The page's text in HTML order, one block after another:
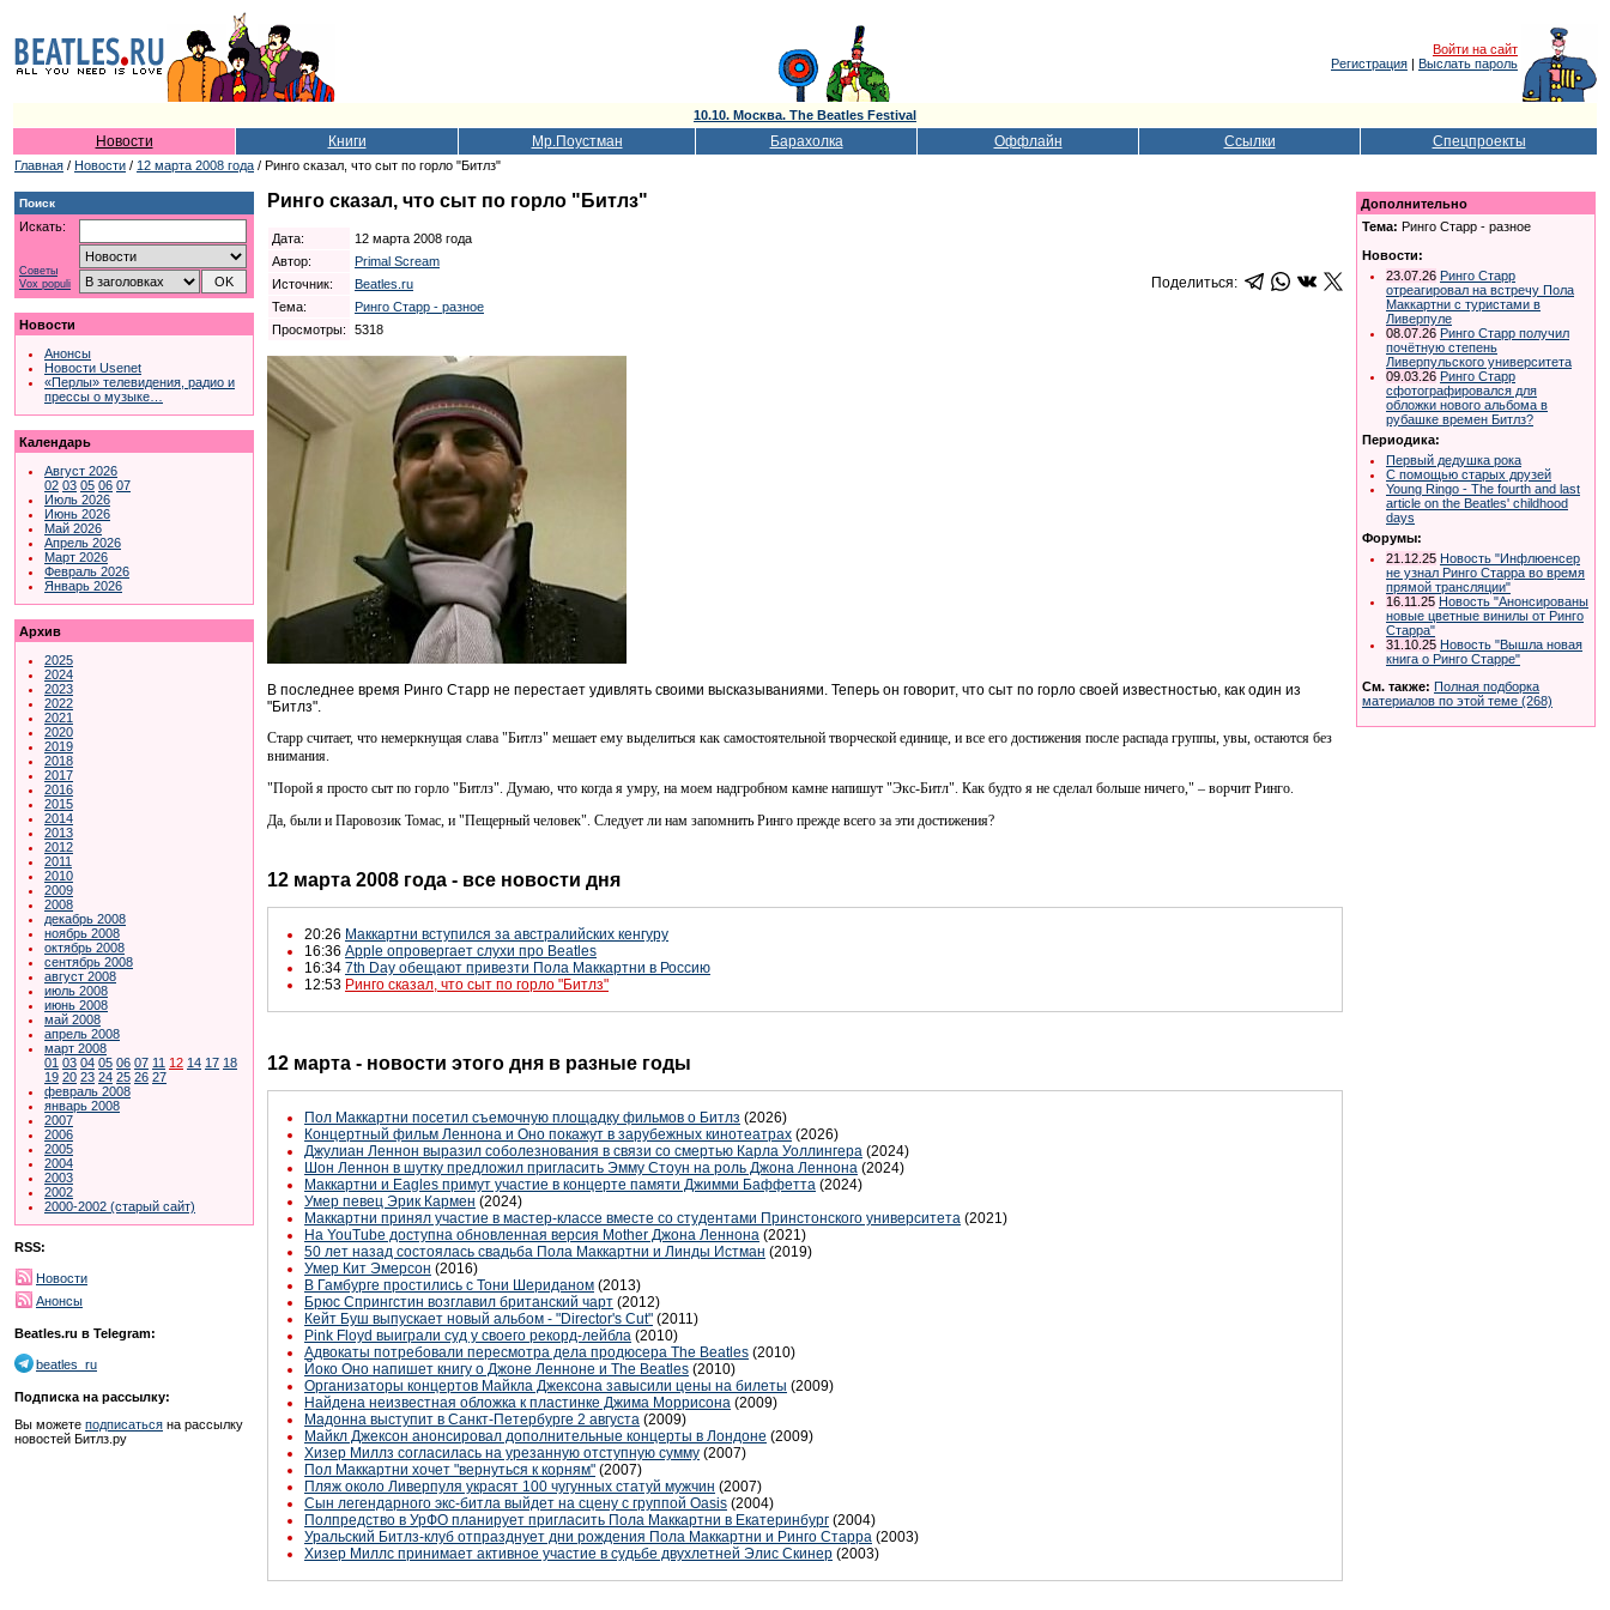
Войти на сайт
Регистрация | Выслать пароль
10.10. Москва. The Beatles Festival
Новости Книги Мр.Поустман Барахолка Оффлайн Ссылки Спецпроекты
Главная / Новости / 12 марта 2008 года / Ринго сказал, что сыт по горло "Битлз"
Поиск
Искать:
Советы
Vox populi
Новости
Анонсы
Новости Usenet
«Перлы» телевидения, радио и
прессы о музыке…
Календарь
Август 2026
02 03 05 06 07
Июль 2026
Июнь 2026
Май 2026
Апрель 2026
Март 2026
Февраль 2026
Январь 2026
Архив
2025
2024
2023
2022
2021
2020
2019
2018
2017
2016
2015
2014
2013
2012
2011
2010
2009
2008
декабрь 2008
ноябрь 2008
октябрь 2008
сентябрь 2008
август 2008
июль 2008
июнь 2008
май 2008
апрель 2008
март 2008
01 03 04 05 06 07 11 12 14 17 18
19 20 23 24 25 26 27
февраль 2008
январь 2008
2007
2006
2005
2004
2003
2002
2000-2002 (старый сайт)
RSS:
Новости
Анонсы
Beatles.ru в Telegram:
beatles_ru
Подписка на рассылку:
Вы можете подписаться на рассылку
новостей Битлз.ру
Ринго сказал, что сыт по горло "Битлз"
Дата:
12 марта 2008 года
Автор:
Primal Scream
Источник:
Beatles.ru
Тема:
Ринго Старр - разное
Просмотры:
5318
Поделиться:
В последнее время Ринго Старр не перестает удивлять своими высказываниями. Теперь он говорит, что сыт по горло своей известностью, как один из
"Битлз".
Старр считает, что немеркнущая слава "Битлз" мешает ему выделиться как самостоятельной творческой единице, и все его достижения после распада группы, увы, остаются без
внимания.
"Порой я просто сыт по горло "Битлз". Думаю, что когда я умру, на моем надгробном камне напишут "Экс-Битл". Как будто я не сделал больше ничего," – ворчит Ринго.
Да, были и Паровозик Томас, и "Пещерный человек". Следует ли нам запомнить Ринго прежде всего за эти достижения?
12 марта 2008 года - все новости дня
20:26 Маккартни вступился за австралийских кенгуру
16:36 Apple опровергает слухи про Beatles
16:34 7th Day обещают привезти Пола Маккартни в Россию
12:53 Ринго сказал, что сыт по горло "Битлз"
12 марта - новости этого дня в разные годы
Пол Маккартни посетил съемочную площадку фильмов о Битлз (2026)
Концертный фильм Леннона и Оно покажут в зарубежных кинотеатрах (2026)
Джулиан Леннон выразил соболезнования в связи со смертью Карла Уоллингера (2024)
Шон Леннон в шутку предложил пригласить Эмму Стоун на роль Джона Леннона (2024)
Маккартни и Eagles примут участие в концерте памяти Джимми Баффетта (2024)
Умер певец Эрик Кармен (2024)
Маккартни принял участие в мастер-классе вместе со студентами Принстонского университета (2021)
На YouTube доступна обновленная версия Mother Джона Леннона (2021)
50 лет назад состоялась свадьба Пола Маккартни и Линды Истман (2019)
Умер Кит Эмерсон (2016)
В Гамбурге простились с Тони Шериданом (2013)
Брюс Спрингстин возглавил британский чарт (2012)
Кейт Буш выпускает новый альбом - "Director's Cut" (2011)
Pink Floyd выиграли суд у своего рекорд-лейбла (2010)
Адвокаты потребовали пересмотра дела продюсера The Beatles (2010)
Йоко Оно напишет книгу о Джоне Ленноне и The Beatles (2010)
Организаторы концертов Майкла Джексона завысили цены на билеты (2009)
Найдена неизвестная обложка к пластинке Джима Моррисона (2009)
Мадонна выступит в Санкт-Петербурге 2 августа (2009)
Майкл Джексон анонсировал дополнительные концерты в Лондоне (2009)
Хизер Миллз согласилась на урезанную отступную сумму (2007)
Пол Маккартни хочет "вернуться к корням" (2007)
Пляж около Ливерпуля украсят 100 чугунных статуй мужчин (2007)
Сын легендарного экс-битла выйдет на сцену с группой Oasis (2004)
Полпредство в УрФО планирует пригласить Пола Маккартни в Екатеринбург (2004)
Уральский Битлз-клуб отпразднует дни рождения Пола Маккартни и Ринго Старра (2003)
Хизер Миллс принимает активное участие в судьбе двухлетней Элис Скинер (2003)
Дополнительно
Тема: Ринго Старр - разное
Новости:
23.07.26 Ринго Старр
отреагировал на встречу Пола
Маккартни с туристами в
Ливерпуле
08.07.26 Ринго Старр получил
почётную степень
Ливерпульского университета
09.03.26 Ринго Старр
сфотографировался для
обложки нового альбома в
рубашке времен Битлз?
Периодика:
Первый дедушка рока
С помощью старых друзей
Young Ringo - The fourth and last
article on the Beatles' childhood
days
Форумы:
21.12.25 Новость "Инфлюенсер
не узнал Ринго Старра во время
прямой трансляции"
16.11.25 Новость "Анонсированы
новые цветные винилы от Ринго
Старра"
31.10.25 Новость "Вышла новая
книга о Ринго Старре"
См. также: Полная подборка
материалов по этой теме (268)